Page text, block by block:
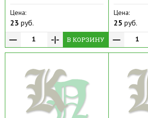
Цена:
23 руб.
В КОРЗИНУ
Цена:
25 руб.